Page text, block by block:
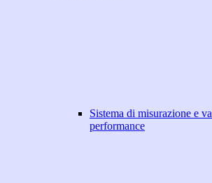
Sistema di misurazione e
performance